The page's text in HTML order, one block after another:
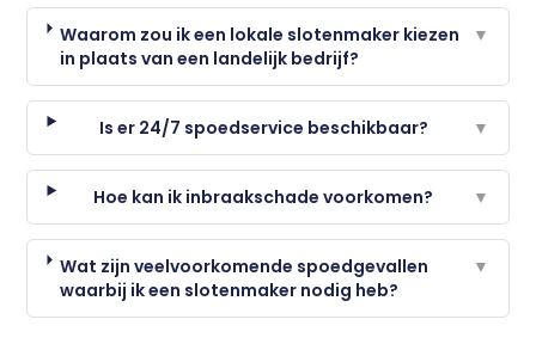
Waarom zou ik een lokale slotenmaker kiezen
in plaats van een landelijk bedrijf?
▼
Is er 24/7 spoedservice beschikbaar? ▼
Hoe kan ik inbraakschade voorkomen? ▼
Wat zijn veelvoorkomende spoedgevallen
waarbij ik een slotenmaker nodig heb?
▼